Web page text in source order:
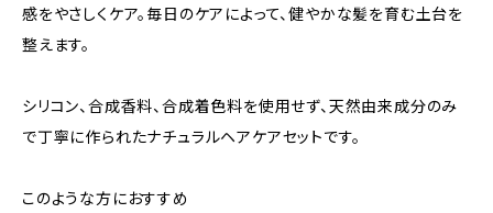
感をやさしくケア。毎日のケアによって、健やかな髪を育む土台を
整えます。
シリコン、合成香料、合成着色料を使用せず、天然由来成分のみ
で丁寧に作られたナチュラルヘアケアセットです。
このような方におすすめ